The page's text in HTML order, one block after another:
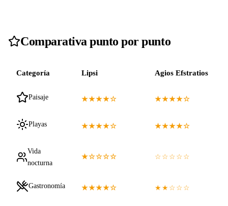
Comparativa punto por punto
Categoría Lipsi Agios Efstratios
Paisaje ★★★★☆ ★★★★☆
Playas ★★★★☆ ★★★★☆
Vida
nocturna
★☆☆☆☆ ☆☆☆☆☆
Gastronomía ★★★★☆ ★★☆☆☆